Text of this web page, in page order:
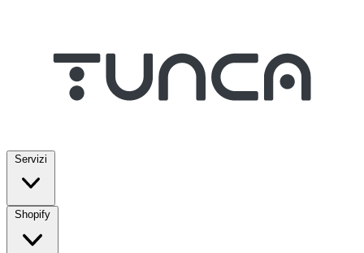
Servizi
Shopify